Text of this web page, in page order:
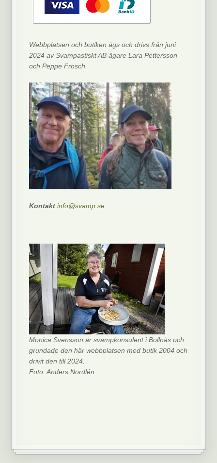
Webbplatsen och butiken ägs och drivs från juni
2024 av Svampastiskt AB ägare Lara Pettersson
och Peppe Frosch.
Kontaktinfo@svamp.se
Monica Svensson är svampkonsulent i Bollnäs och
grundade den här webbplatsen med butik 2004 och
drivit den till 2024.
Foto: Anders Nordlén.